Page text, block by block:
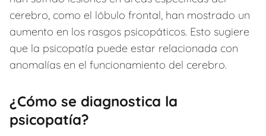
cerebro, como el lóbulo frontal, han mostrado un
aumento en los rasgos psicopáticos. Esto sugiere
que la psicopatía puede estar relacionada con
anomalías en el funcionamiento del cerebro.
¿Cómo se diagnostica la
psicopatía?